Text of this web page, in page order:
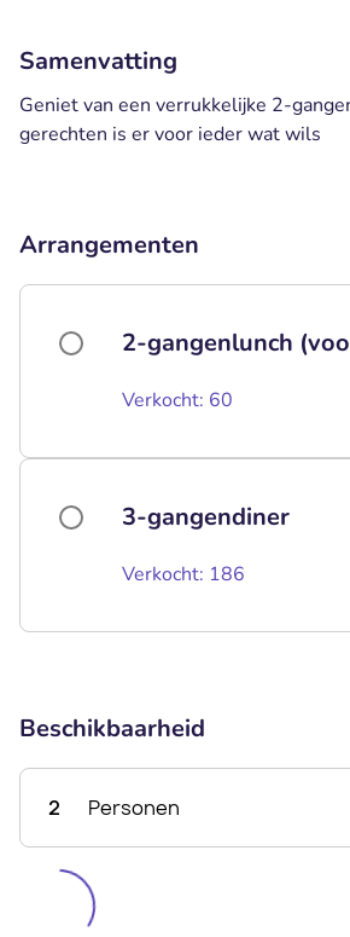
Samenvatting
Geniet van een verrukkelijke 2-
gerechten is er voor ieder wat wils
Arrangementen
2-gangenlunch
Verkocht: 60
3-gangendiner
Verkocht: 186
Beschikbaarheid
2 Personen